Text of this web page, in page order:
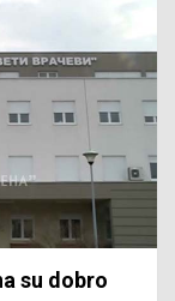
su dobro